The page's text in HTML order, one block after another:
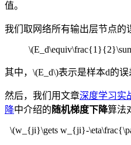
值。
我们取网络所有输出层节点的
其中，\(E_d\)表示是样本d的误
然后，我们用文章深度学习实
降中介绍的 随机梯度下降算法
\(w_{ji}\gets w_{ji}-